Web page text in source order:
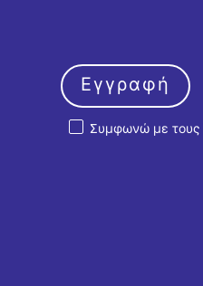
Συμφωνώ με τους
Εγγραφή